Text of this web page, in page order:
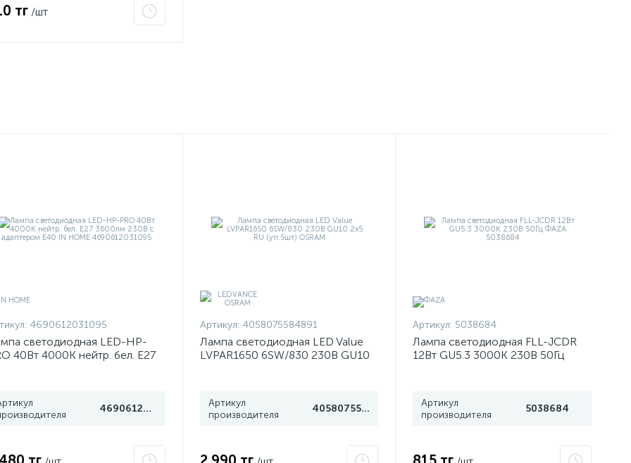
тг /шт
4690612031095
светодиодная LED-HP-
40Вт 4000К нейтр. бел. E27
4690612031095
Артикул: 4058075584891
Лампа светодиодная LED Value
LVPAR1650 6SW/830 230В GU10
Артикул
производителя
4058075584891
Артикул: 5038684
Лампа светодиодная FLL-JCDR
12Вт GU5.3 3000К 230В 50Гц
Артикул
производителя
5038684